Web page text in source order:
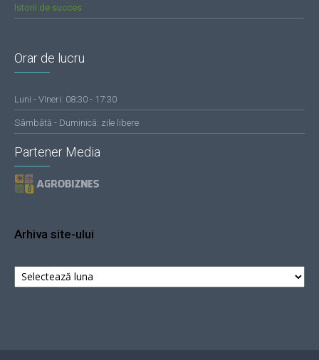
Istorii de succes
Orar de lucru
Luni - VIneri: 08:30 - 17:30
Sâmbătă - Duminică: zile libere
Partener Media
Arhiva site-ului
Arhiva
site-